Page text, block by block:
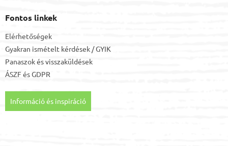
Fontos linkek
Elérhetőségek
Gyakran ismételt kérdések / GYIK
Panaszok és visszaküldések
ÁSZF ésGDPR
Információ és inspiráció